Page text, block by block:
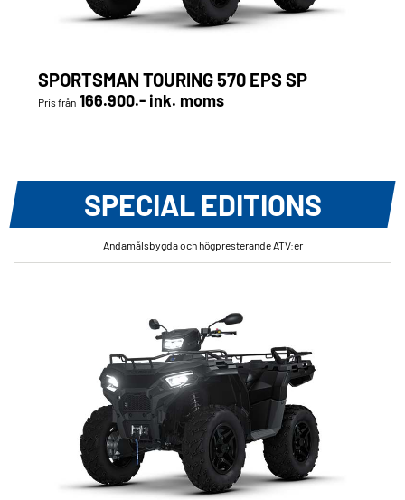
SPORTSMAN TOURING 570 EPS SP
Pris från 166.900.- ink. moms
SPECIAL EDITIONS
Ändamålsbygda och högpresterande ATV:er